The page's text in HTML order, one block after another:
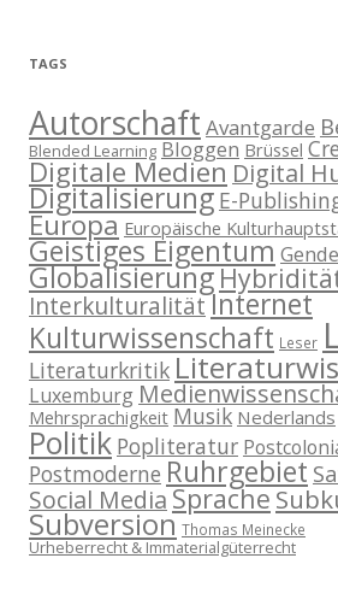
TAGS
Autorschaft Avantgarde
Blended Learning Bloggen Brüssel
Digitale Medien Digital
Digitalisierung E-
Europa Europäische
Geistiges Eigentum
Globalisierung
InterkulturalitätInternet
Kulturwissenschaft Leser
Literaturkritik
Luxemburg
Mehrsprachigkeit Musik Nederlands
Politik Popliteratur
Postmoderne Ruhrgebiet
Social MediaSprache
Subversion Thomas Meinecke
Urheberrecht & Immaterialgüterrecht